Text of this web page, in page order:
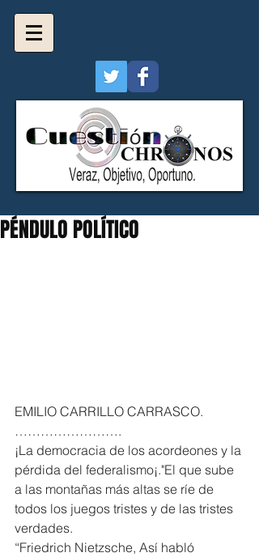
PÉNDULO POLÍTICO
EMILIO CARRILLO CARRASCO.
…………………….
¡La democracia de los acordeones y la
pérdida del federalismo¡."El que sube
a las montañas más altas se ríe de
todos los juegos tristes y de las tristes
verdades.
“Friedrich Nietzsche, Así habló